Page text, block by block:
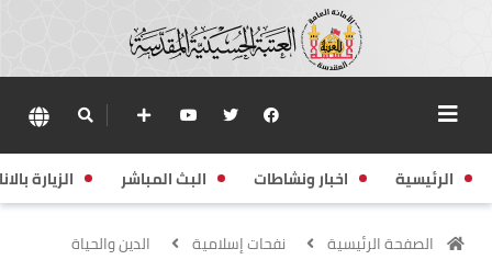
الرئيسية اخبار ونشاطات البث المباشر الزيارة
الصفحة الرئيسية نفحات إسلامية الدين والحياة